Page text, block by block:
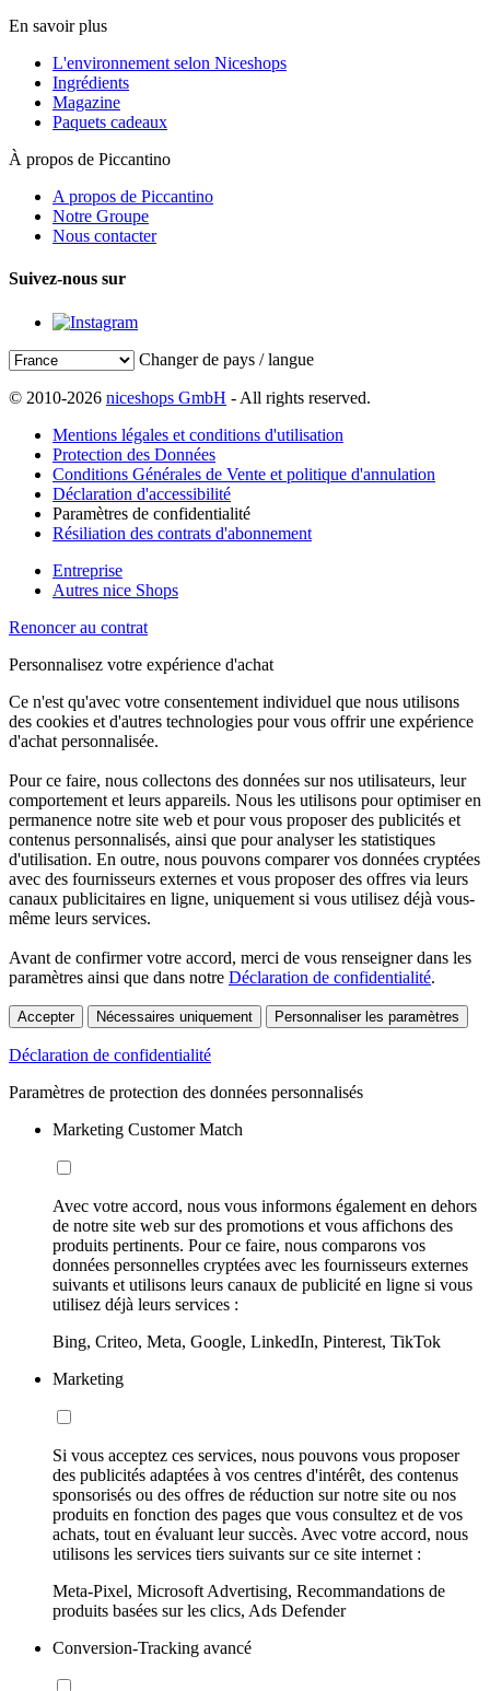
En savoir plus
L'environnement selon Niceshops
Ingrédients
Magazine
Paquets cadeaux
À propos de Piccantino
A propos de Piccantino
Notre Groupe
Nous contacter
Suivez-nous sur
Changer de pays / langue
© 2010-2026 niceshops GmbH - All rights reserved.
Mentions légales et conditions d'utilisation
Protection des Données
Conditions Générales de Vente et politique d'annulation
Déclaration d'accessibilité
Paramètres de confidentialité
Résiliation des contrats d'abonnement
Entreprise
Autres nice Shops
Renoncer au contrat
Personnalisez votre expérience d'achat
Ce n'est qu'avec votre consentement individuel que nous utilisons
des cookies et d'autres technologies pour vous offrir une expérience
d'achat personnalisée.
Pour ce faire, nous collectons des données sur nos utilisateurs, leur
comportement et leurs appareils. Nous les utilisons pour optimiser en
permanence notre site web et pour vous proposer des publicités et
contenus personnalisés, ainsi que pour analyser les statistiques
d'utilisation. En outre, nous pouvons comparer vos données cryptées
avec des fournisseurs externes et vous proposer des offres via leurs
canaux publicitaires en ligne, uniquement si vous utilisez déjà vous-
même leurs services.
Avant de confirmer votre accord, merci de vous renseigner dans les
paramètres ainsi que dans notre Déclaration de confidentialité.
Accepter Nécessaires uniquement Personnaliser les paramètres
Déclaration de confidentialité
Paramètres de protection des données personnalisés
Marketing Customer Match
Avec votre accord, nous vous informons également en dehors
de notre site web sur des promotions et vous affichons des
produits pertinents. Pour ce faire, nous comparons vos
données personnelles cryptées avec les fournisseurs externes
suivants et utilisons leurs canaux de publicité en ligne si vous
utilisez déjà leurs services :
Bing, Criteo, Meta, Google, LinkedIn, Pinterest, TikTok
Marketing
Si vous acceptez ces services, nous pouvons vous proposer
des publicités adaptées à vos centres d'intérêt, des contenus
sponsorisés ou des offres de réduction sur notre site ou nos
produits en fonction des pages que vous consultez et de vos
achats, tout en évaluant leur succès. Avec votre accord, nous
utilisons les services tiers suivants sur ce site internet :
Meta-Pixel, Microsoft Advertising, Recommandations de
produits basées sur les clics, Ads Defender
Conversion-Tracking avancé